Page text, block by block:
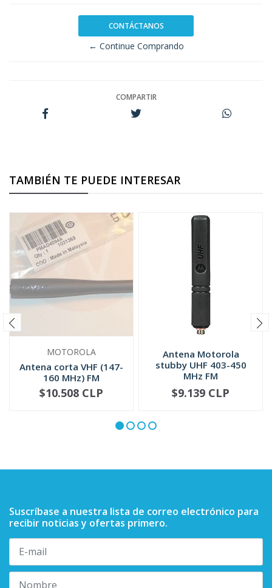
CONTÁCTANOS
← Continue Comprando
COMPARTIR
TAMBIÉN TE PUEDE INTERESAR
MOTOROLA
Antena corta VHF (147-
160 MHz) FM
PMAD4094
NO DISPONIBLE
$10.508 CLP
Antena Motorola
stubby UHF 403-450
MHz FM
+
$9.139 CLP
Suscríbase a nuestra lista de correo electrónico para
recibir noticias y ofertas primero.